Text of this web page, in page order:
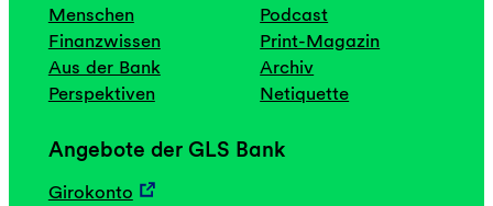
Menschen
Finanzwissen
Aus der Bank
Perspektiven
Podcast
Print-Magazin
Archiv
Netiquette
Angebote der GLS Bank
Girokonto